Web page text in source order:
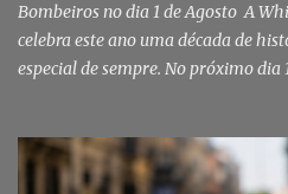
Bombeiros no dia 1 de Agosto A
celebra este ano uma década de
especial de sempre. No próximo dia
que parte das receitas reverterá
dos Bombeiros Voluntários do